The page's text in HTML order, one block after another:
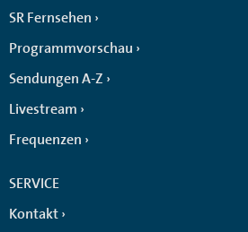
SR Fernsehen
Programmvorschau
Sendungen A-Z
Livestream
Frequenzen
SERVICE
Kontakt